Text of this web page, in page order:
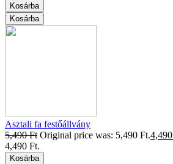
Kosárba
Kosárba
Asztali fa festőállvány
5,490Ft Original price was: 5,490 Ft.4,490
4,490 Ft.
Kosárba